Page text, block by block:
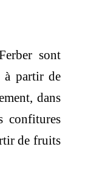
sont
à partir de
dans
confitures
de fruits